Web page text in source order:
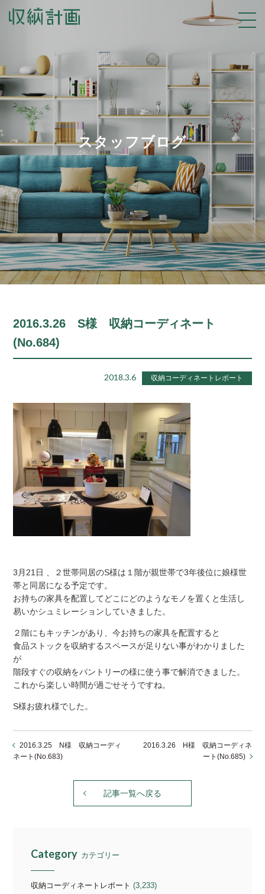
スタッフブログ
2016.3.26 S様 収納コーディネート
(No.684)
2018.3.6 収納コーディネートレポート
3月21日 、２世帯同居のS様は１階が親世帯で3年後位に娘様世
帯と同居になる予定です。
お持ちの家具を配置してどこにどのようなモノを置くと生活し
易いかシュミレーションしていきました。
２階にもキッチンがあり、今お持ちの家具を配置すると
食品ストックを収納するスペースが足りない事がわかりました
が
階段すぐの収納をパントリーの様に使う事で解消できました。
これから楽しい時間が過ごせそうですね。
S様お疲れ様でした。
2016.3.25 N様 収納コーディ
ネート(No.683)
2016.3.26 H様 収納コーディネ
ート(No.685)
記事一覧へ戻る
Category カテゴリー
収納コーディネートレポート (3,233)